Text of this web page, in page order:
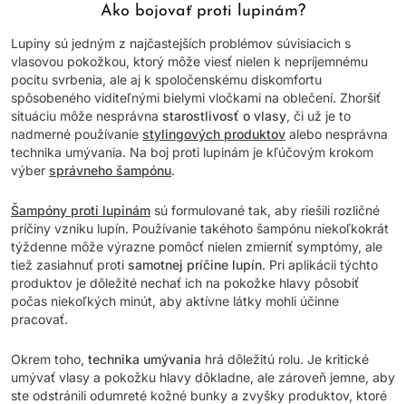
Ako bojovať proti lupinám?
Lupiny sú jedným z najčastejších problémov súvisiacich s
vlasovou pokožkou, ktorý môže viesť nielen k nepríjemnému
pocitu svrbenia, ale aj k spoločenskému diskomfortu
spôsobeného viditeľnými bielymi vločkami na oblečení. Zhoršiť
situáciu môže nesprávna starostlivosť o vlasy, či už je to
nadmerné používanie stylingových produktov alebo nesprávna
technika umývania. Na boj proti lupinám je kľúčovým krokom
výber správneho šampónu.
Šampóny proti lupinám sú formulované tak, aby riešili rozličné
príčiny vzniku lupín. Používanie takéhoto šampónu niekoľkokrát
týždenne môže výrazne pomôcť nielen zmierniť symptómy, ale
tiež zasiahnuť proti samotnej príčine lupín. Pri aplikácii týchto
produktov je dôležité nechať ich na pokožke hlavy pôsobiť
počas niekoľkých minút, aby aktívne látky mohli účinne
pracovať.
Okrem toho, technika umývania hrá dôležitú rolu. Je kritické
umývať vlasy a pokožku hlavy dôkladne, ale zároveň jemne, aby
ste odstránili odumreté kožné bunky a zvyšky produktov, ktoré